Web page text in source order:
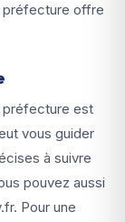
préfecture offre
préfecture est
vous guider
à suivre
pouvez aussi
Pour une